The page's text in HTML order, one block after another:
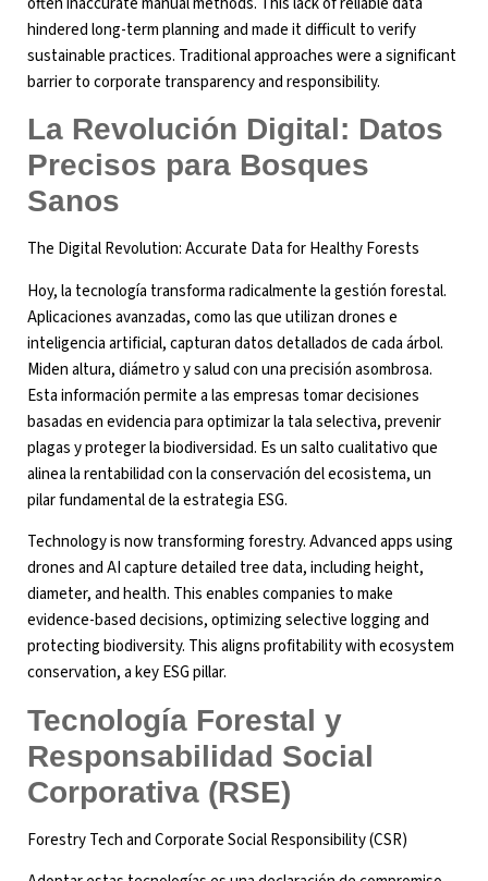
hindered long-term planning and made it difficult to verify
sustainable practices. Traditional approaches were a significant
barrier to corporate transparency and responsibility.
La Revolución Digital: Datos
Precisos para Bosques
Sanos
The Digital Revolution: Accurate Data for Healthy Forests
Hoy, la tecnología transforma radicalmente la gestión forestal.
Aplicaciones avanzadas, como las que utilizan drones e
inteligencia artificial, capturan datos detallados de cada árbol.
Miden altura, diámetro y salud con una precisión asombrosa.
Esta información permite a las empresas tomar decisiones
basadas en evidencia para optimizar la tala selectiva, prevenir
plagas y proteger la biodiversidad. Es un salto cualitativo que
alinea la rentabilidad con la conservación del ecosistema, un
pilar fundamental de la estrategia ESG.
Technology is now transforming forestry. Advanced apps using
drones and AI capture detailed tree data, including height,
diameter, and health. This enables companies to make
evidence-based decisions, optimizing selective logging and
protecting biodiversity. This aligns profitability with ecosystem
conservation, a key ESG pillar.
Tecnología Forestal y
Responsabilidad Social
Corporativa (RSE)
Forestry Tech and Corporate Social Responsibility (CSR)